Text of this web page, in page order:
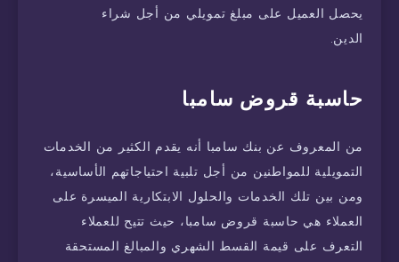
يحصل العميل على مبلغ تمويلي من أجل شراء
الدين.
حاسبة قروض سامبا
من المعروف عن بنك سامبا أنه يقدم الكثير من الخدمات
التمويلية للمواطنين من أجل تلبية احتياجاتهم الأساسية،
ومن بين تلك الخدمات والحلول الابتكارية الميسرة على
العملاء هي حاسبة قروض سامبا، حيث تتيح للعملاء
التعرف على قيمة القسط الشهري والمبالغ المستحقة